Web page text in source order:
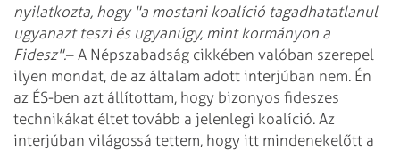
nyilatkozta, hogy "a mostani koalíció tagadhatatlanul
ugyanazt teszi és ugyanúgy, mint kormányon a
Fidesz".– A Népszabadság cikkében valóban szerepel
ilyen mondat, de az általam adott interjúban nem. Én
az ÉS-ben azt állítottam, hogy bizonyos fideszes
technikákat éltet tovább a jelenlegi koalíció. Az
interjúban világossá tettem, hogy itt mindenekelőtt a